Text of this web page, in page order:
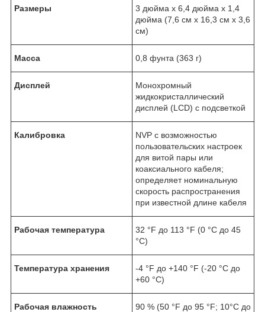
Размеры
3 дюйма x 6,4 дюйма x 1,4
дюйма (7,6 см x 16,3 см x 3,6
см)
Масса 0,8 фунта (363 г)
Дисплей
Монохромный
жидкокристаллический
дисплей (LCD) с подсветкой
Калибровка
NVP с возможностью
пользовательских настроек
для витой пары или
коаксиального кабеля;
определяет номинальную
скорость распространения
при известной длине кабеля
Рабочая температура
32 °F до 113 °F (0 °C до 45
°C)
Температура хранения
-4 °F до +140 °F (-20 °C до
+60 °C)
Рабочая влажность
90 % (50 °F до 95 °F; 10°C до